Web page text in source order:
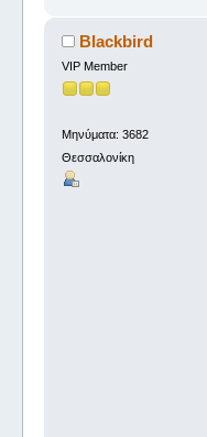
Blackbird
VIP Member
Μηνύματα: 3682
Θεσσαλονίκη